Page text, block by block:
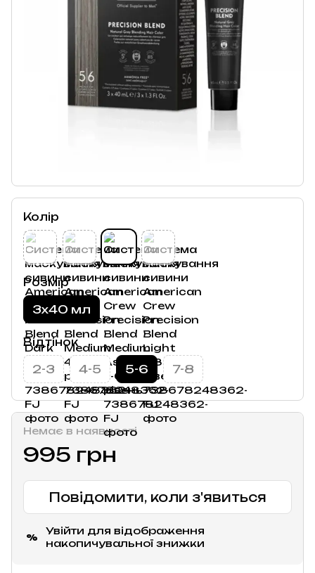
Колір
Розмір
3х40 мл
Відтінок
2-3 4-5 5-6 7-8
Немає в наявності
995 грн
Повідомити, коли з'явиться
%
Увійти для відображення
накопичувальної знижки